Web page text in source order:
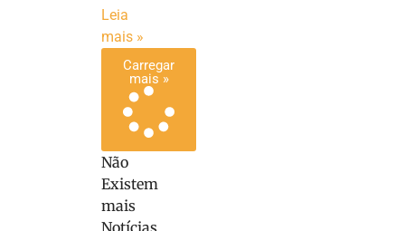
Leia
mais »
Carregar
mais »
Não
Existem
mais
Notícias